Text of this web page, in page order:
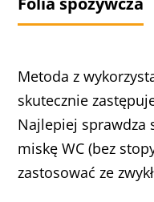
Metoda z
skutecznie
Najlepiej sprawdza
miskę WC (bez
zastosować ze